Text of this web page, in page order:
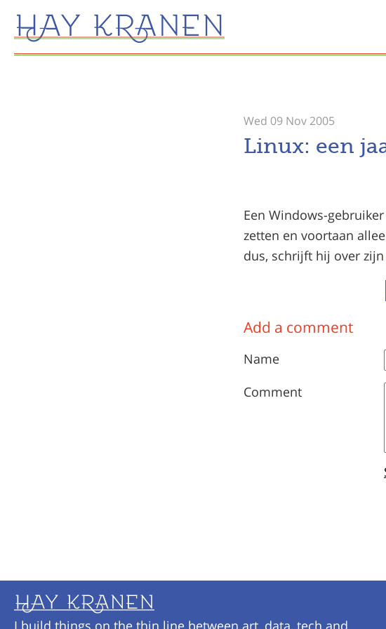
Wed 09 Nov 2005
Linux: een
Een Windows-
zetten en voortaan
dus, schrijft hij over zijn
Add a comment
Name
Comment
I build things on the thin line between art, data, tech and